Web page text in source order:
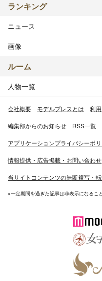
ランキング
ニュース
画像
ルーム
人物一覧
会社概要 モデルプレスとは 利
編集部からのお知らせ RSS一覧
アプリケーションプライバシーポ
情報提供・広告掲載・お問い合わせ
当サイトコンテンツの無断複写・
※一定期間を過ぎた記事は非表示になるこ